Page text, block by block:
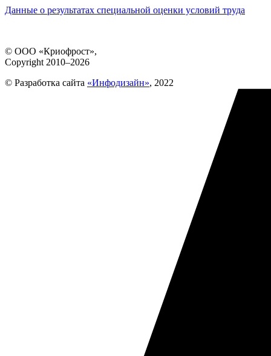
Данные о результатах специальной оценки условий труда
© ООО «Криофрост»,
Copyright 2010–2026
© Разработка сайта «Инфодизайн», 2022